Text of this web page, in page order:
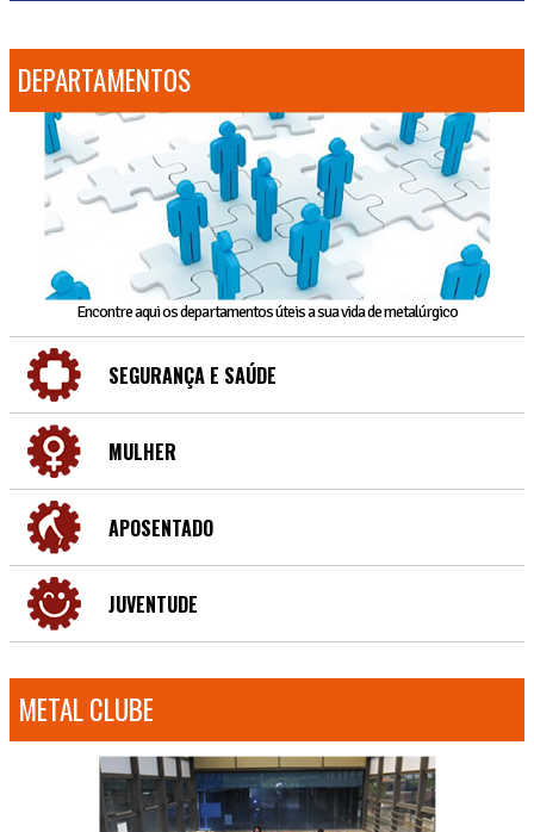
DEPARTAMENTOS
Encontre aqui os departamentos úteis a sua vida de metalúrgico
SEGURANÇA E SAÚDE
MULHER
APOSENTADO
JUVENTUDE
METAL CLUBE